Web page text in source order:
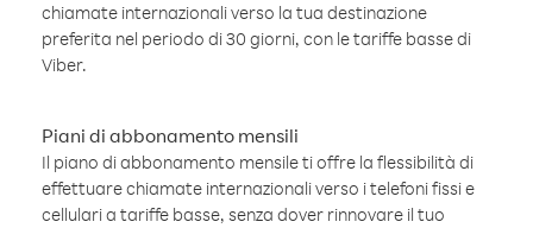
chiamate internazionali verso la tua destinazione
preferita nel periodo di 30 giorni, con le tariffe basse di
Viber.
Piani di abbonamento mensili
Il piano di abbonamento mensile ti offre la flessibilità di
effettuare chiamate internazionali verso i telefoni fissi e
cellulari a tariffe basse, senza dover rinnovare il tuo